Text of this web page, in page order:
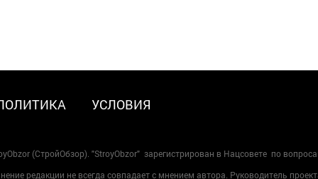
УСЛОВИЯ
(СтройОбзор). "StroyObzor" зарегистрирован в Нацсовете по
редакции не всегда совпадает с мнением автора. Руководитель